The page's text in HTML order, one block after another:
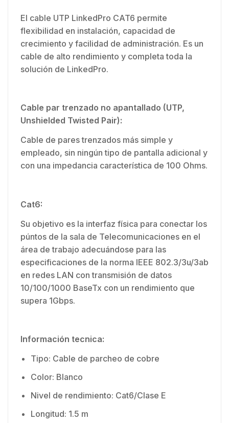
El cable UTP LinkedPro CAT6 permite
flexibilidad en instalación, capacidad de
crecimiento y facilidad de administración. Es un
cable de alto rendimiento y completa toda la
solución de LinkedPro.
Cable par trenzado no apantallado (UTP,
Unshielded Twisted Pair):
Cable de pares trenzados más simple y
empleado, sin ningún tipo de pantalla adicional y
con una impedancia característica de 100 Ohms.
Cat6:
Su objetivo es la interfaz física para conectar los
púntos de la sala de Telecomunicaciones en el
área de trabajo adecuándose para las
especificaciones de la norma IEEE 802.3/3u/3ab
en redes LAN con transmisión de datos
10/100/1000 BaseTx con un rendimiento que
supera 1Gbps.
Información tecnica:
Tipo: Cable de parcheo de cobre
Color: Blanco
Nivel de rendimiento: Cat6/Clase E
Longitud: 1.5 m